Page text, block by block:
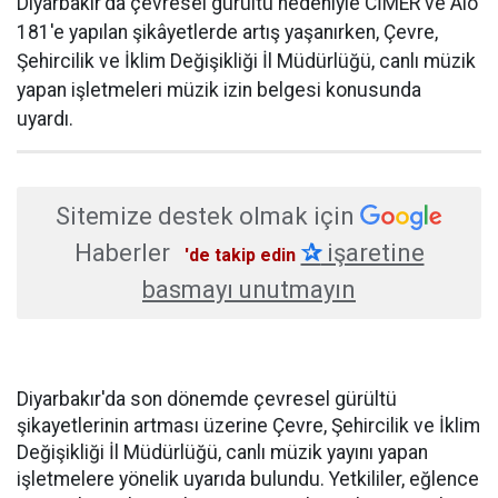
181'e yapılan şikâyetlerde artış yaşanırken, Çevre,
Şehircilik ve İklim Değişikliği İl Müdürlüğü, canlı müzik
yapan işletmeleri müzik izin belgesi konusunda
uyardı.
Sitemize destek olmak için
Haberler
'de takip edin ✰işaretine
basmayı unutmayın
Diyarbakır'da son dönemde çevresel gürültü
şikayetlerinin artması üzerine Çevre, Şehircilik ve İklim
Değişikliği İl Müdürlüğü, canlı müzik yayını yapan
işletmelere yönelik uyarıda bulundu. Yetkililer, eğlence